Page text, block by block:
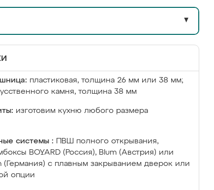
▼
пластиковая, толщина 26 мм или 38 мм;
камня, толщина 38 мм
изготовим кухню любого размера
системы :
ПВШ полного открывания,
BOYARD (Россия), Blum (Австрия) или
(Германия) с плавным закрыванием дверок или
опции